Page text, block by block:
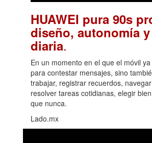
HUAWEI pura 90s
diseño, autonomía
diaria.
En un momento en el que el móvil
para contestar mensajes, sino
trabajar, registrar recuerdos,
resolver tareas cotidianas, elegir
que nunca.
Lado.mx